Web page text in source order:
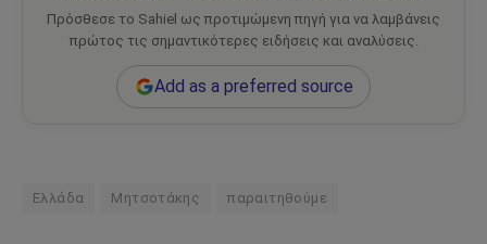
Πρόσθεσε το Sahiel ως προτιμώμενη πηγή για να λαμβάνεις
πρώτος τις σημαντικότερες ειδήσεις και αναλύσεις.
Add as a preferred source
Ελλάδα Μητσοτάκης παραιτηθούμε